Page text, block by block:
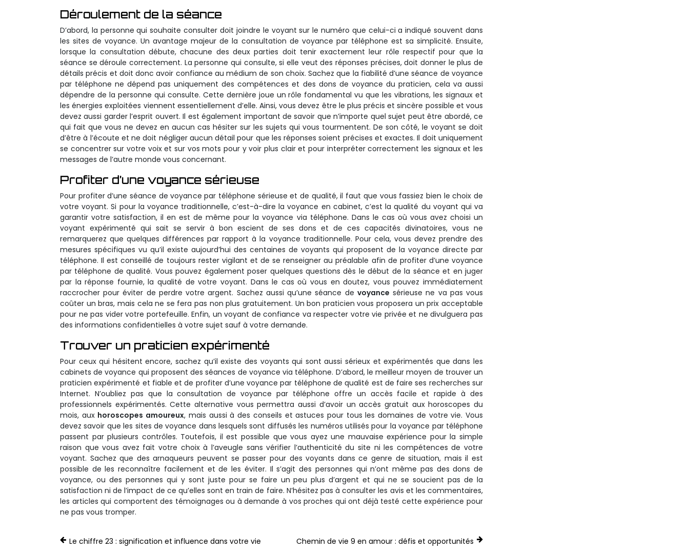
Déroulement de la séance
D’abord, la personne qui souhaite consulter doit joindre le voyant sur le numéro que celui-ci a indiqué souvent dans
les sites de voyance. Un avantage majeur de la consultation de voyance par téléphone est sa simplicité. Ensuite,
lorsque la consultation débute, chacune des deux parties doit tenir exactement leur rôle respectif pour que la
séance se déroule correctement. La personne qui consulte, si elle veut des réponses précises, doit donner le plus de
détails précis et doit donc avoir confiance au médium de son choix. Sachez que la fiabilité d’une séance de voyance
par téléphone ne dépend pas uniquement des compétences et des dons de voyance du praticien, cela va aussi
dépendre de la personne qui consulte. Cette dernière joue un rôle fondamental vu que les vibrations, les signaux et
les énergies exploitées viennent essentiellement d’elle. Ainsi, vous devez être le plus précis et sincère possible et vous
devez aussi garder l’esprit ouvert. Il est également important de savoir que n’importe quel sujet peut être abordé, ce
qui fait que vous ne devez en aucun cas hésiter sur les sujets qui vous tourmentent. De son côté, le voyant se doit
d’être à l’écoute et ne doit négliger aucun détail pour que les réponses soient précises et exactes. Il doit uniquement
se concentrer sur votre voix et sur vos mots pour y voir plus clair et pour interpréter correctement les signaux et les
messages de l’autre monde vous concernant.
Profiter d’une voyance sérieuse
Pour profiter d’une séance de voyance par téléphone sérieuse et de qualité, il faut que vous fassiez bien le choix de
votre voyant. Si pour la voyance traditionnelle, c’est-à-dire la voyance en cabinet, c’est la qualité du voyant qui va
garantir votre satisfaction, il en est de même pour la voyance via téléphone. Dans le cas où vous avez choisi un
voyant expérimenté qui sait se servir à bon escient de ses dons et de ces capacités divinatoires, vous ne
remarquerez que quelques différences par rapport à la voyance traditionnelle. Pour cela, vous devez prendre des
mesures spécifiques vu qu’il existe aujourd’hui des centaines de voyants qui proposent de la voyance directe par
téléphone. Il est conseillé de toujours rester vigilant et de se renseigner au préalable afin de profiter d’une voyance
par téléphone de qualité. Vous pouvez également poser quelques questions dès le début de la séance et en juger
par la réponse fournie, la qualité de votre voyant. Dans le cas où vous en doutez, vous pouvez immédiatement
raccrocher pour éviter de perdre votre argent. Sachez aussi qu’une séance de voyance sérieuse ne va pas vous
coûter un bras, mais cela ne se fera pas non plus gratuitement. Un bon praticien vous proposera un prix acceptable
pour ne pas vider votre portefeuille. Enfin, un voyant de confiance va respecter votre vie privée et ne divulguera pas
des informations confidentielles à votre sujet sauf à votre demande.
Trouver un praticien expérimenté
Pour ceux qui hésitent encore, sachez qu’il existe des voyants qui sont aussi sérieux et expérimentés que dans les
cabinets de voyance qui proposent des séances de voyance via téléphone. D’abord, le meilleur moyen de trouver un
praticien expérimenté et fiable et de profiter d’une voyance par téléphone de qualité est de faire ses recherches sur
Internet. N’oubliez pas que la consultation de voyance par téléphone offre un accès facile et rapide à des
professionnels expérimentés. Cette alternative vous permettra aussi d’avoir un accès gratuit aux horoscopes du
mois, aux horoscopes amoureux, mais aussi à des conseils et astuces pour tous les domaines de votre vie. Vous
devez savoir que les sites de voyance dans lesquels sont diffusés les numéros utilisés pour la voyance par téléphone
passent par plusieurs contrôles. Toutefois, il est possible que vous ayez une mauvaise expérience pour la simple
raison que vous avez fait votre choix à l’aveugle sans vérifier l’authenticité du site ni les compétences de votre
voyant. Sachez que des arnaqueurs peuvent se passer pour des voyants dans ce genre de situation, mais il est
possible de les reconnaître facilement et de les éviter. Il s’agit des personnes qui n’ont même pas des dons de
voyance, ou des personnes qui y sont juste pour se faire un peu plus d’argent et qui ne se soucient pas de la
satisfaction ni de l’impact de ce qu’elles sont en train de faire. N’hésitez pas à consulter les avis et les commentaires,
les articles qui comportent des témoignages ou à demande à vos proches qui ont déjà testé cette expérience pour
ne pas vous tromper.
Le chiffre 23 : signification et influence dans votre vie Chemin de vie 9 en amour : défis et opportunités